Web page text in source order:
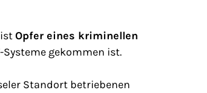
istOpfer eines kriminellen
Systeme gekommen ist.
Standort betriebenen